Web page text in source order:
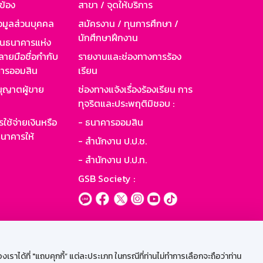
ได้ที่ "แถบคุกกี้” แต่ละประเภท ในกรณีที่ท่านไม่ทำการเลือกจะถือว่าท่าน
อง
มูลส่วนบุคคล
นาคารแห่ง
ายมือชื่อกำกับ
รออมสิน
ญาตผู้ขาย
ช้จ่ายเงินหรือ
คารให้
สาขา / จุดให้บริการ
สมัครงาน / ทุนการศึกษา /
นักศึกษาฝึกงาน
รายงานและช่องทางการร้อง
เรียน
ช่องทางแจ้งเรื่องร้องเรียน การ
ทุจริตและประพฤติมิชอบ :
- ธนาคารออมสิน
- สำนักงาน ป.ป.ช.
- สำนักงาน ป.ป.ท.
GSB Society :